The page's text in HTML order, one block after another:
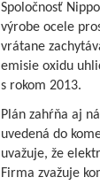
Spoločnosť
výrobe ocele
vrátane
emisie oxidu
s rokom 2013.
Plán zahŕňa aj
uvedená do
uvažuje, že
Firma zvažuje